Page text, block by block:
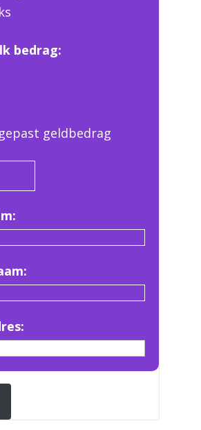
bedrag:
geldbedrag